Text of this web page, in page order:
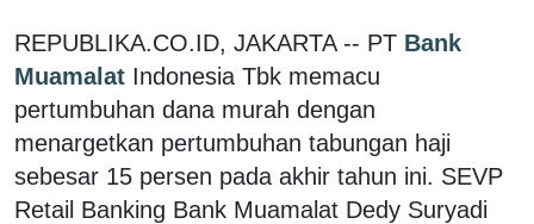
REPUBLIKA.CO.ID, JAKARTA -- PT Bank
Muamalat Indonesia Tbk memacu
pertumbuhan dana murah dengan
menargetkan pertumbuhan tabungan haji
sebesar 15 persen pada akhir tahun ini. SEVP
Retail Banking Bank Muamalat Dedy Suryadi